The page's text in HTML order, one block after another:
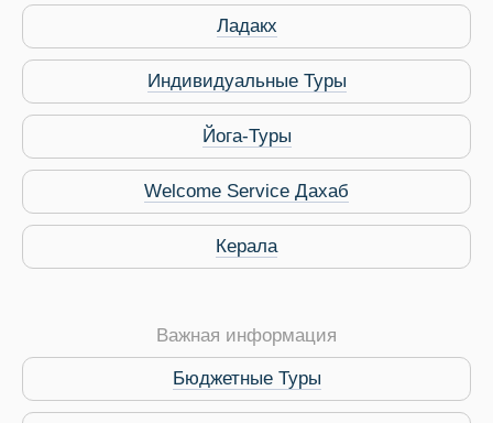
Путеводитель по
Ладакх
Индивидуальные Туры
Йога-Туры
Welcome Service Дахаб
Керала
Важная информация
Бюджетные Туры